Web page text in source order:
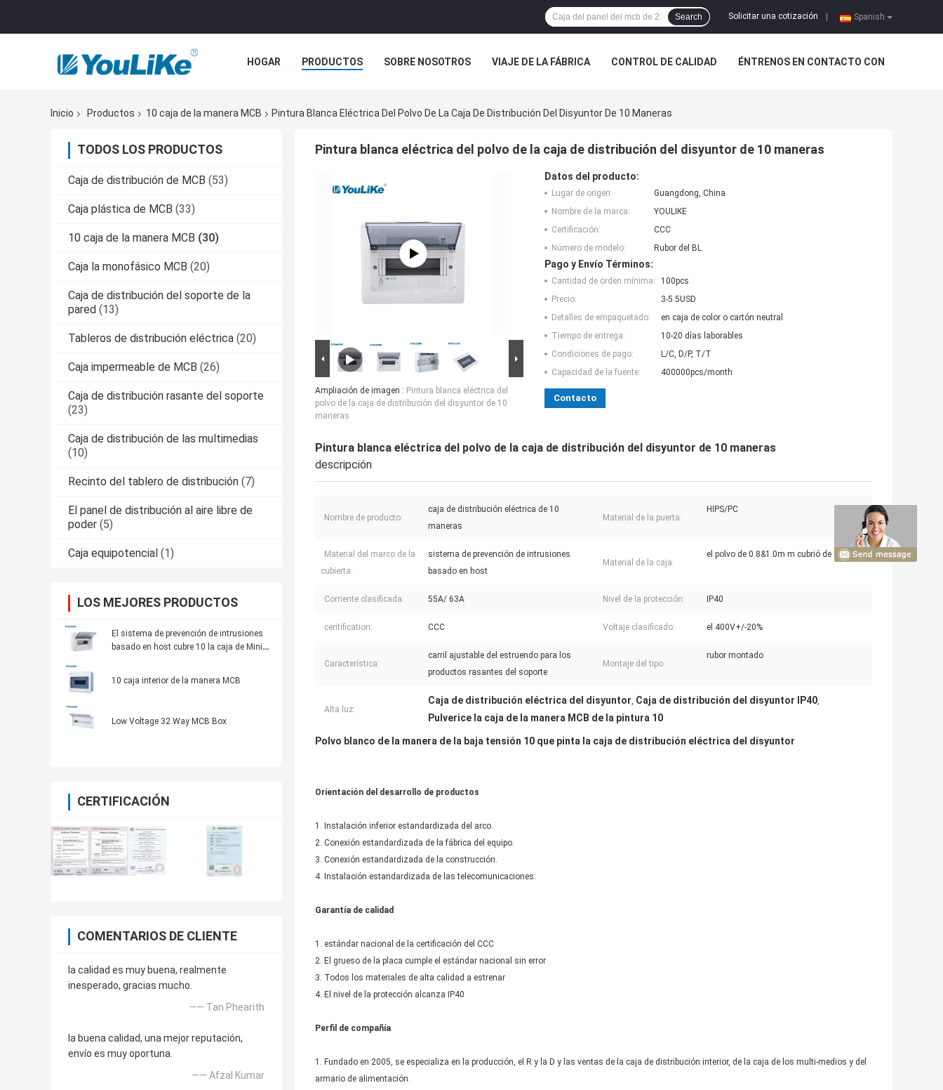
Spanish
Solicitar una cotización
Search
HOGAR PRODUCTOS SOBRE NOSOTROS VIAJE DE LA FÁBRICA CONTROL DE CALIDAD ÉNTRENOS EN CONTACTO CON
Inicio
Productos 10 caja de la manera MCB Pintura Blanca Eléctrica Del Polvo De La Caja De Distribución Del Disyuntor De 10 Maneras
TODOS LOS PRODUCTOS
Caja de distribución de MCB (53)
Caja plástica de MCB (33)
10 caja de la manera MCB (30)
Caja la monofásico MCB (20)
Caja de distribución del soporte de la
pared (13)
Tableros de distribución eléctrica (20)
Caja impermeable de MCB (26)
Caja de distribución rasante del soporte
(23)
Caja de distribución de las multimedias
(10)
Recinto del tablero de distribución (7)
El panel de distribución al aire libre de
poder (5)
Caja equipotencial (1)
LOS MEJORES PRODUCTOS
El sistema de prevención de intrusiones
basado en host cubre 10 la caja de Mini
10 caja interior de la manera MCB
Low Voltage 32 Way MCB Box
CERTIFICACIÓN
COMENTARIOS DE CLIENTE
la calidad es muy buena, realmente
inesperado, gracias mucho.
—— Tan Phearith
la buena calidad, una mejor reputación,
envío es muy oportuna.
—— Afzal Kumar
Pintura blanca eléctrica del polvo de la caja de distribución del disyuntor de 10 maneras
Ampliación de imagen : Pintura blanca eléctrica del
polvo de la caja de distribución del disyuntor de 10
maneras
Datos del producto:
Lugar de origen:
Guangdong, China
Nombre de la marca:
YOULIKE
Certificación:
CCC
Número de modelo:
Rubor del BL
Pago y Envío Términos:
Cantidad de orden mínima:
100pcs
Precio:
3-5.5USD
Detalles de empaquetado:
en caja de color o cartón neutral
Tiempo de entrega:
10-20 días laborables
Condiciones de pago:
L/C, D/P, T/T
Capacidad de la fuente:
400000pcs/month
Contacto
Pintura blanca eléctrica del polvo de la caja de distribución del disyuntor de 10 maneras
descripción
Nombre de producto:
caja de distribución eléctrica de 10
maneras
Material de la puerta:
HIPS/PC
Material del marco de la
cubierta:
sistema de prevención de intrusiones
basado en host
Material de la caja:
el polvo de 0.8&1.0m m cubrió de acero
Corriente clasificada: 55A/ 63A Nivel de la protección: IP40
ceritification: CCC Voltaje clasificado: el 400V+/-20%
Característica:
carril ajustable del estruendo para los
productos rasantes del soporte
Montaje del tipo:
rubor montado
Alta luz:
Caja de distribución eléctrica del disyuntor, Caja de distribución del disyuntor IP40,
Pulverice la caja de la manera MCB de la pintura 10
Polvo blanco de la manera de la baja tensión 10 que pinta la caja de distribución eléctrica del disyuntor
Orientación del desarrollo de productos
1. Instalación inferior estandardizada del arco.
2. Conexión estandardizada de la fábrica del equipo.
3. Conexión estandardizada de la construcción.
4. Instalación estandardizada de las telecomunicaciones.
Garantía de calidad
1. estándar nacional de la certificación del CCC
2. El grueso de la placa cumple el estándar nacional sin error
3. Todos los materiales de alta calidad a estrenar
4. El nivel de la protección alcanza IP40
Perfil de compañía
1. Fundado en 2005, se especializa en la producción, el R y la D y las ventas de la caja de distribución interior, de la caja de los multi-medios y del
armario de alimentación.